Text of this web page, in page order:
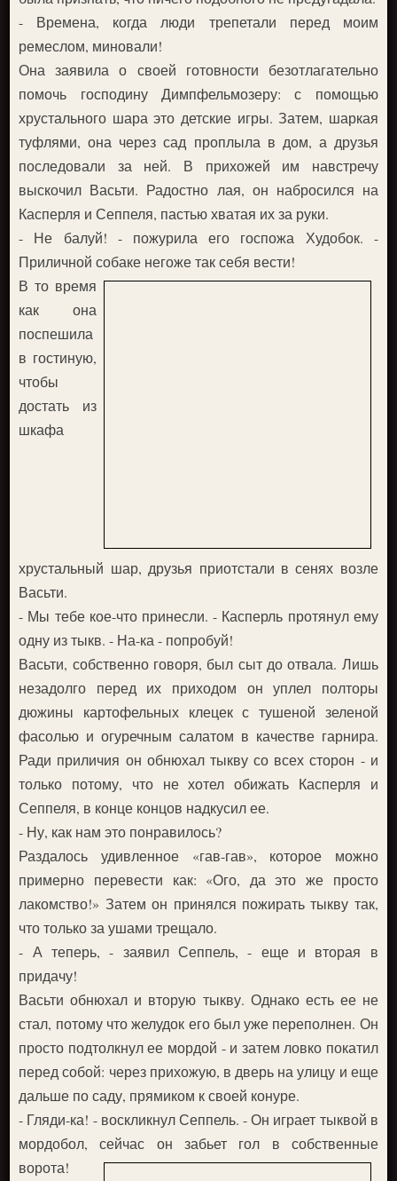
- Времена, когда люди трепетали перед моим
ремеслом, миновали!
Она заявила о своей готовности безотлагательно
помочь господину Димпфельмозеру: с помощью
хрустального шара это детские игры. Затем, шаркая
туфлями, она через сад проплыла в дом, а друзья
последовали за ней. В прихожей им навстречу
выскочил Васьти. Радостно лая, он набросился на
Касперля и Сеппеля, пастью хватая их за руки.
- Не балуй! - пожурила его госпожа Худобок. -
Приличной собаке негоже так себя вести!
В то время
как она
поспешила
в гостиную,
чтобы
достать из
шкафа
хрустальный шар, друзья приотстали в сенях возле
Васьти.
- Мы тебе кое-что принесли. - Касперль протянул ему
одну из тыкв. - На-ка - попробуй!
Васьти, собственно говоря, был сыт до отвала. Лишь
незадолго перед их приходом он уплел полторы
дюжины картофельных клецек с тушеной зеленой
фасолью и огуречным салатом в качестве гарнира.
Ради приличия он обнюхал тыкву со всех сторон - и
только потому, что не хотел обижать Касперля и
Сеппеля, в конце концов надкусил ее.
- Ну, как нам это понравилось?
Раздалось удивленное «гав-гав», которое можно
примерно перевести как: «Ого, да это же просто
лакомство!» Затем он принялся пожирать тыкву так,
что только за ушами трещало.
- А теперь, - заявил Сеппель, - еще и вторая в
придачу!
Васьти обнюхал и вторую тыкву. Однако есть ее не
стал, потому что желудок его был уже переполнен. Он
просто подтолкнул ее мордой - и затем ловко покатил
перед собой: через прихожую, в дверь на улицу и еще
дальше по саду, прямиком к своей конуре.
- Гляди-ка! - воскликнул Сеппель. - Он играет тыквой в
мордобол, сейчас он забьет гол в собственные
ворота!